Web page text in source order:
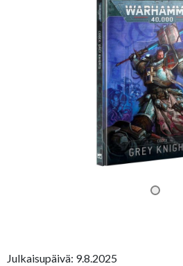
Julkaisupäivä: 9.8.2025